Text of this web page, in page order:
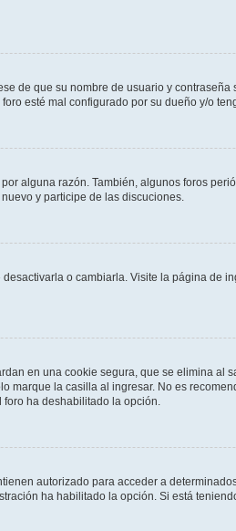
de que su nombre de usuario y
esté mal configurado por su dueño y/o
alguna razón. También, algunos foros
y participe de las discuciones.
o cambiarla. Visite la página de
en una cookie segura, que se elimina al
marque la casilla al ingresar. No es
ha deshabilitado la opción.
autorizado para acceder a
ha habilitado la opción. Si está